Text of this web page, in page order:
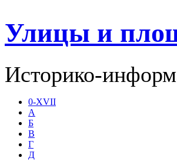
Улицы и
Историко-
0-XVII
А
Б
В
Г
Д